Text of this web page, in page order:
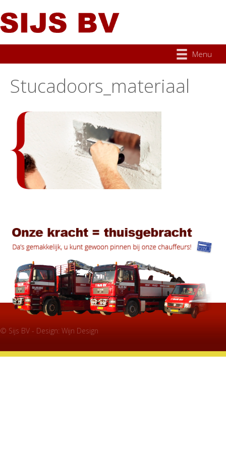
Menu
Stucadoors_materiaal
© Sijs BV - Design: Wijn Design